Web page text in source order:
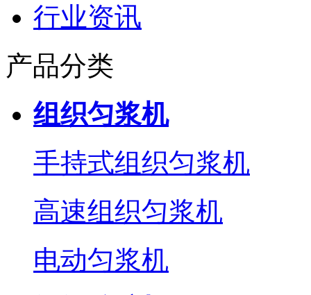
行业资讯
产品分类
组织匀浆机
手持式组织匀浆机
高速组织匀浆机
电动匀浆机